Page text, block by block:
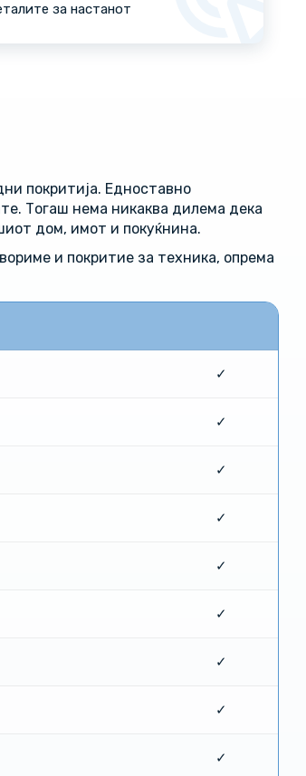
за настанот
покритија. Едноставно
Тогаш нема никаква дилема дека
дом, имот и покуќнина.
и покритие за техника, опрема
✓
✓
✓
✓
✓
✓
✓
✓
✓